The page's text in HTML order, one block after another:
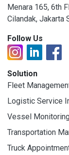
Menara 165, 6th
Cilandak, Jakarta
Follow Us
Solution
Fleet
Logistic Service
Vessel
Transportation
Truck